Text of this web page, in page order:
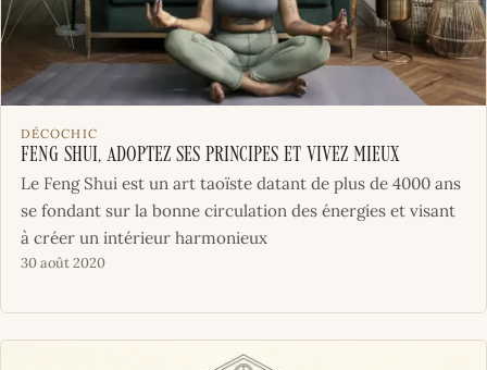
DÉCOCHIC
Feng Shui, adoptez ses principes et vivez mieux
Le Feng Shui est un art taoïste datant de plus de 4000 ans
se fondant sur la bonne circulation des énergies et visant
à créer un intérieur harmonieux
30 août 2020